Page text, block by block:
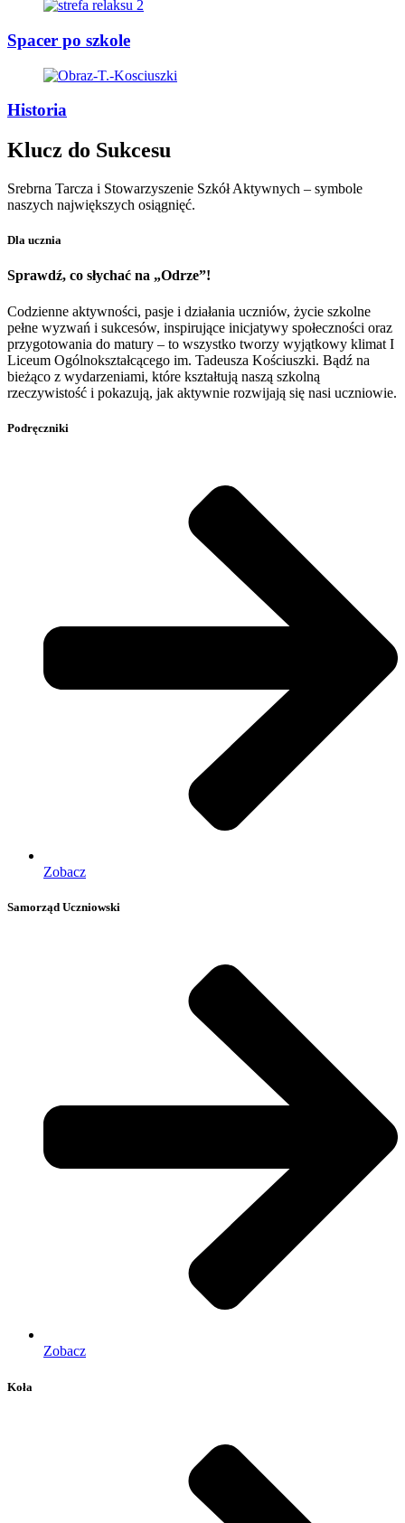
Spacer po szkole
Historia
Klucz do Sukcesu
Srebrna Tarcza i Stowarzyszenie Szkół Aktywnych – symbole
naszych największych osiągnięć.
Dla ucznia
Sprawdź, co słychać na „Odrze”!
Codzienne aktywności, pasje i działania uczniów, życie szkolne
pełne wyzwań i sukcesów, inspirujące inicjatywy społeczności oraz
przygotowania do matury – to wszystko tworzy wyjątkowy klimat I
Liceum Ogólnokształcącego im. Tadeusza Kościuszki. Bądź na
bieżąco z wydarzeniami, które kształtują naszą szkolną
rzeczywistość i pokazują, jak aktywnie rozwijają się nasi uczniowie.
Podręczniki
Zobacz
Samorząd Uczniowski
Zobacz
Koła